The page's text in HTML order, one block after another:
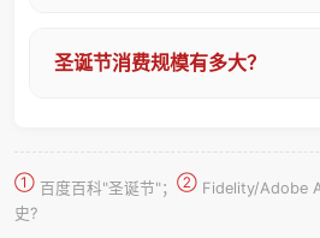
圣诞节消费规模有多大？
① 百度百科"圣诞节"； ② Fidelity/Adobe
史?